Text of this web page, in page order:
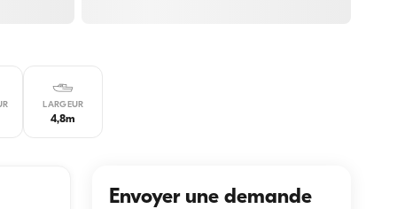
LARGEUR
4,8m
Envoyer une demande